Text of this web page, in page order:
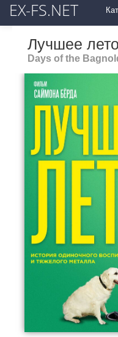
EX-FS.NET
Лучшее
Days of the